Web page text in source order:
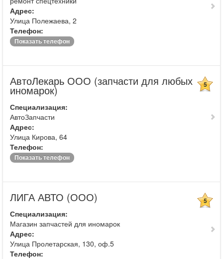
Адрес:
Улица Полежаева, 2
Телефон:
Показать телефон
АвтоЛекарь ООО (запчасти для любых
иномарок) 5
Специализация:
АвтоЗапчасти
Адрес:
Улица Кирова, 64
Телефон:
Показать телефон
ЛИГА АВТО (ООО) 5
Специализация:
Магазин запчастей для иномарок
Адрес:
Улица Пролетарская, 130, оф.5
Телефон: